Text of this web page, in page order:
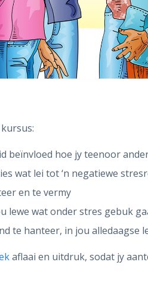
beïnvloed hoe jy teenoor
wat lei tot ‘n negatiewe
en te vermy
lewe wat onder stres gebuk
te hanteer, in jou alledaagse
aflaai en uitdruk, sodat jy